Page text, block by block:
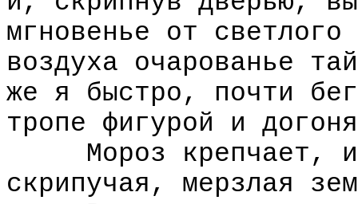
мгновенье от
воздуха очарованье
же я быстро, почти
тропе фигурой и
Мороз крепчает, и
скрипучая, мерзлая